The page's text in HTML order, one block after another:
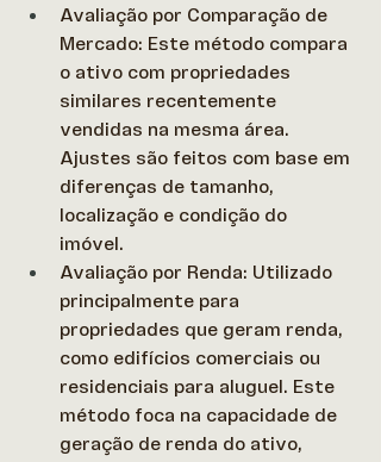
Avaliação por Comparação de
Mercado: Este método compara
o ativo com propriedades
similares recentemente
vendidas na mesma área.
Ajustes são feitos com base em
diferenças de tamanho,
localização e condição do
imóvel.
Avaliação por Renda: Utilizado
principalmente para
propriedades que geram renda,
como edifícios comerciais ou
residenciais para aluguel. Este
método foca na capacidade de
geração de renda do ativo,